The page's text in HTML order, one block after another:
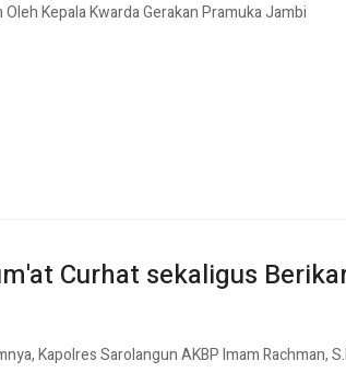
Kepala Kwarda Gerakan Pramuka Jambi
Curhat sekaligus
Kapolres Sarolangun AKBP Imam Rachman,